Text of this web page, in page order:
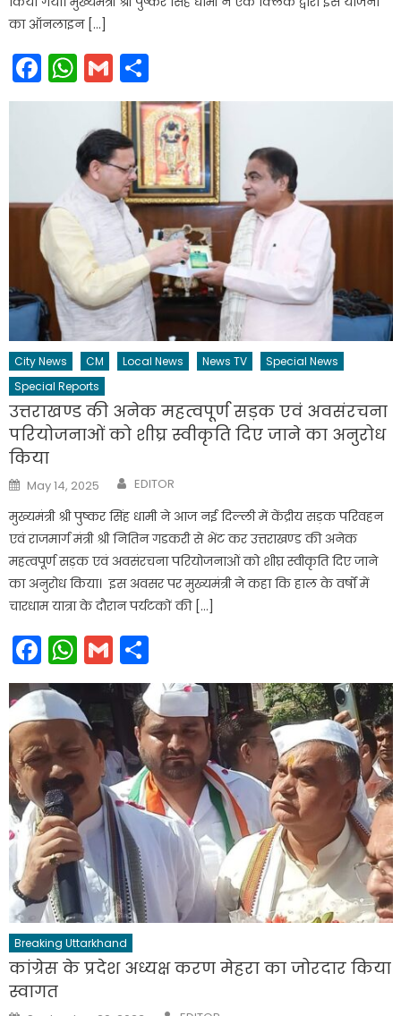
का ऑनलाइन […]
Facebook
WhatsApp
Gmail
City News CM Local News News TV
Special News
Special Reports
उत्तराखण्ड की अनेक महत्वपूर्ण सड़क एवं अवसंरचना
परियोजनाओं को शीघ्र स्वीकृति दिए जाने का अनुरोध
किया
Posted
on
May 14, 2025 Author
EDITOR
मुख्यमंत्री श्री पुष्कर सिंह धामी ने आज नई दिल्ली में केंद्रीय सड़क परिवहन
एवं राजमार्ग मंत्री श्री नितिन गडकरी से भेंट कर उत्तराखण्ड की अनेक
महत्वपूर्ण सड़क एवं अवसंरचना परियोजनाओं को शीघ्र स्वीकृति दिए जाने
का अनुरोध किया। इस अवसर पर मुख्यमंत्री ने कहा कि हाल के वर्षों में
चारधाम यात्रा के दौरान पर्यटकों की […]
Facebook
WhatsApp
Gmail
Breaking Uttarkhand
कांग्रेस के प्रदेश अध्यक्ष करण मेहरा का जोरदार किया
स्वागत